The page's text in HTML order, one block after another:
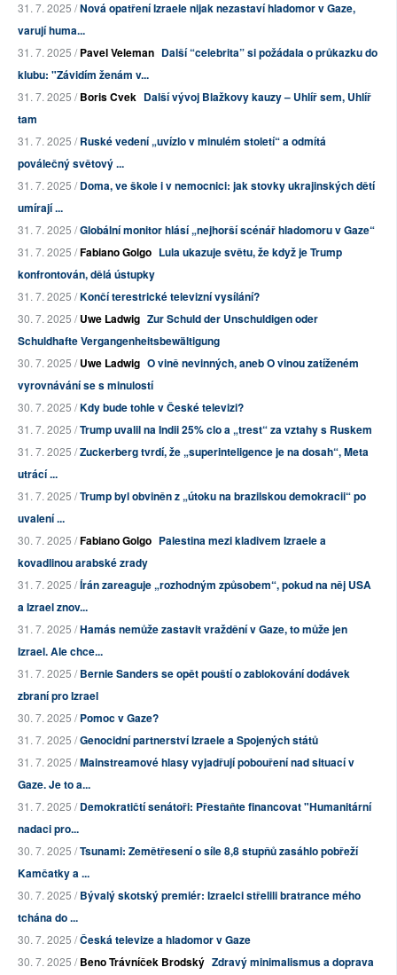
31. 7. 2025 /Nová opatření Izraele nijak nezastaví hladomor v Gaze,
varují huma...
31. 7. 2025 /Pavel Veleman Další “celebrita” si požádala o průkazku do
klubu: "Závidím ženám v...
31. 7. 2025 /Boris Cvek Další vývoj Blažkovy kauzy – Uhlíř sem, Uhlíř
tam
31. 7. 2025 /Ruské vedení „uvízlo v minulém století“ a odmítá
poválečný světový ...
31. 7. 2025 /Doma, ve škole i v nemocnici: jak stovky ukrajinských dětí
umírají ...
31. 7. 2025 /Globální monitor hlásí „nejhorší scénář hladomoru v Gaze“
31. 7. 2025 /Fabiano Golgo Lula ukazuje světu, že když je Trump
konfrontován, dělá ústupky
31. 7. 2025 /Končí terestrické televizní vysílání?
30. 7. 2025 /Uwe Ladwig Zur Schuld der Unschuldigen oder
Schuldhafte Vergangenheitsbewältigung
30. 7. 2025 /Uwe Ladwig O vině nevinných, aneb O vinou zatíženém
vyrovnávání se s minulostí
30. 7. 2025 /Kdy bude tohle v České televizi?
31. 7. 2025 /Trump uvalil na Indii 25% clo a „trest“ za vztahy s Ruskem
31. 7. 2025 /Zuckerberg tvrdí, že „superinteligence je na dosah“, Meta
utrácí ...
31. 7. 2025 /Trump byl obviněn z „útoku na brazilskou demokracii“ po
uvalení ...
30. 7. 2025 /Fabiano Golgo Palestina mezi kladivem Izraele a
kovadlinou arabské zrady
31. 7. 2025 /Írán zareaguje „rozhodným způsobem“, pokud na něj USA
a Izrael znov...
31. 7. 2025 /Hamás nemůže zastavit vraždění v Gaze, to může jen
Izrael. Ale chce...
31. 7. 2025 /Bernie Sanders se opět pouští o zablokování dodávek
zbraní pro Izrael
30. 7. 2025 /Pomoc v Gaze?
31. 7. 2025 /Genocidní partnerství Izraele a Spojených států
31. 7. 2025 /Mainstreamové hlasy vyjadřují pobouření nad situací v
Gaze. Je to a...
31. 7. 2025 /Demokratičtí senátoři: Přestaňte financovat "Humanitární
nadaci pro...
30. 7. 2025 /Tsunami: Zemětřesení o síle 8,8 stupňů zasáhlo pobřeží
Kamčatky a ...
30. 7. 2025 /Bývalý skotský premiér: Izraelci střelili bratrance mého
tchána do ...
30. 7. 2025 /Česká televize a hladomor v Gaze
30. 7. 2025 /Beno Trávníček Brodský Zdravý minimalismus a doprava